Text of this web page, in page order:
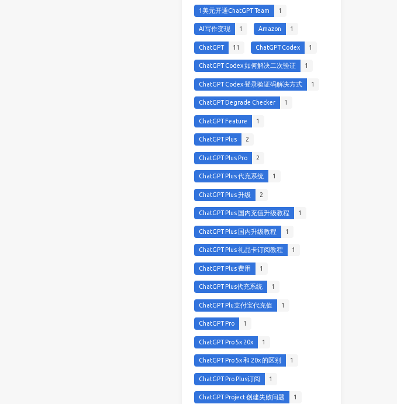
1美元开通ChatGPT Team 1
AI写作变现 1 Amazon 1
ChatGPT 11 ChatGPT Codex 1
ChatGPT Codex 如何解决二次验证 1
ChatGPT Codex 登录验证码解决方式 1
ChatGPT Degrade Checker 1
ChatGPT Feature 1
ChatGPT Plus 2
ChatGPT Plus Pro 2
ChatGPT Plus 代充系统 1
ChatGPT Plus 升级 2
ChatGPT Plus 国内充值升级教程 1
ChatGPT Plus 国内升级教程 1
ChatGPT Plus 礼品卡订阅教程 1
ChatGPT Plus 费用 1
ChatGPT Plus代充系统 1
ChatGPT Plu支付宝代充值 1
ChatGPT Pro 1
ChatGPT Pro 5x 20x 1
ChatGPT Pro 5x 和 20x 的区别 1
ChatGPT Pro Plus订阅 1
ChatGPT Project 创建失败问题 1